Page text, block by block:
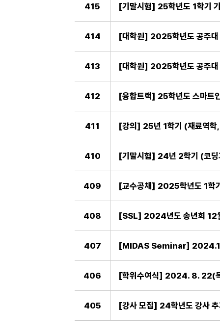
415 [기말시험] 25학년도 1학기
414 [대학원] 2025학년도 공주대
413
412 [융합트랙] 25학년도 스마트
411 [강의] 25년 1학기 (재료역학
410 [기말시험] 24년 2학기 (코딩
409 [교수공채] 2025학년도 1학
408 [SSL] 2024년도 송년회 12
407 [MIDAS Seminar]
406 [학위수여식] 2024. 8. 22(
405 [강사 모집] 24학년도 강사 추